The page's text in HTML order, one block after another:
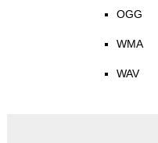
OGG
WMA
WAV